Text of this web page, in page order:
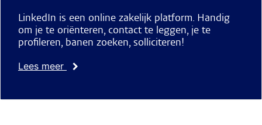
LinkedIn is een online zakelijk platform. Handig
om je te oriënteren, contact te leggen, je te
profileren, banen zoeken, solliciteren!
Lees meer